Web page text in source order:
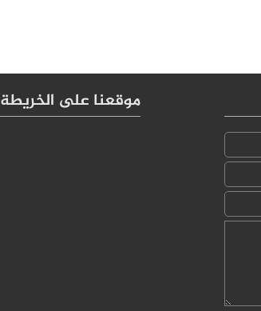
*
موقعنا على الخريطة